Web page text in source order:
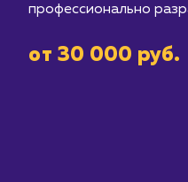
Создаем
успешной
аудиторию и
от 30